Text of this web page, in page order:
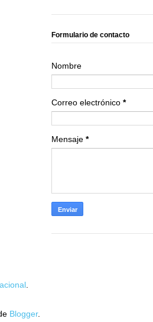
Formulario de contacto
Nombre
Correo electrónico *
Mensaje *
.
Blogger.